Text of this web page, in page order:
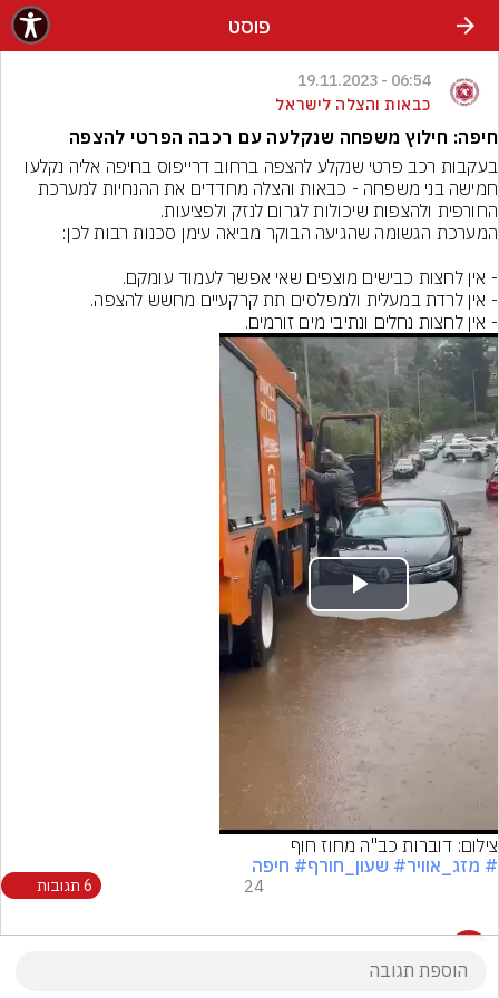
פוסט
06:54 - 19.11.2023
כבאות והצלה לישראל
חיפה: חילוץ משפחה שנקלעה עם רכבה הפרטי להצפה
חמישה בני משפחה - כבאות והצלה מחדדים את ההנחיות למערכת
החורפית ולהצפות שיכולות לגרום לנזק ולפציעות.
- אין לחצות נחלים ונתיבי מים זורמים.
Play
Video
צילום: דוברות כב"ה מחוז חוף
# מזג_אוויר# שעון_חורף# חיפה
24 6 תגובות